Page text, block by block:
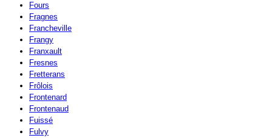
Fours
Fragnes
Francheville
Frangy
Franxault
Fresnes
Fretterans
Frôlois
Frontenard
Frontenaud
Fuissé
Fulvy